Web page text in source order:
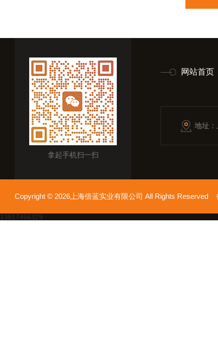
拿起手机扫一扫
网站首页
地址
Copyright © 2026上海倍蓝实业有限公司 All Rights Reserved
13817466329